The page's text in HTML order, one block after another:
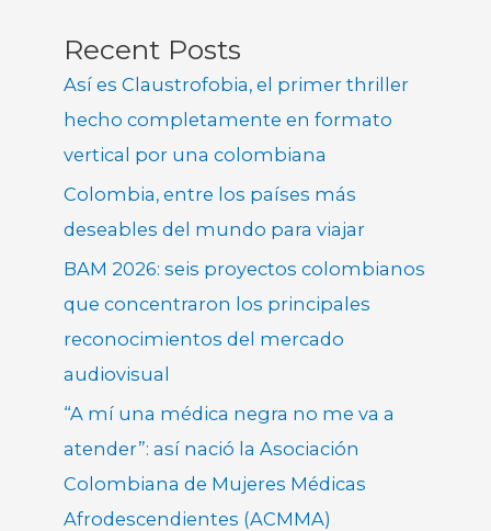
Recent Posts
Así es Claustrofobia, el primer thriller
hecho completamente en formato
vertical por una colombiana
Colombia, entre los países más
deseables del mundo para viajar
BAM 2026: seis proyectos colombianos
que concentraron los principales
reconocimientos del mercado
audiovisual
“A mí una médica negra no me va a
atender”: así nació la Asociación
Colombiana de Mujeres Médicas
Afrodescendientes (ACMMA)